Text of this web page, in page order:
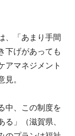
、「あまり手間
下げがあっても
アマネジメント
見。
中、この制度を
」（滋賀県、